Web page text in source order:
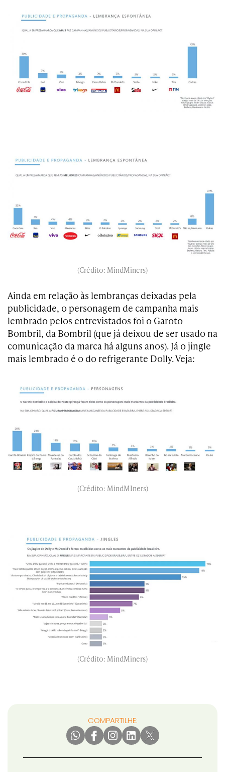
(Crédito: MindMiners)
Ainda em relação às lembranças deixadas pela
publicidade, o personagem de campanha mais
lembrado pelos entrevistados foi o Garoto
Bombril, da Bombril (que já deixou de ser usado na
comunicação da marca há alguns anos). Já o jingle
mais lembrado é o do refrigerante Dolly. Veja:
(Crédito: MindMIners)
(Crédito: MindMiners)
COMPARTILHE: